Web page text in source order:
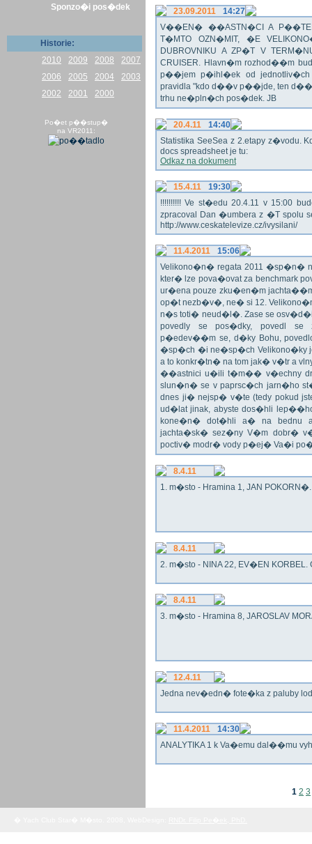
Sponzo�i pos�dek
Historie:
2010
2009 2008
2007
2006
2005 2004
2003
2002
2001 2000
Po�et p��stup�
na VR2011:
23.09.2011
14:27
V��EN� ��ASTN�CI A
T�MTO OZN�MIT, �E
DUBROVNIKU A ZP�T V
CRUISER. Hlavn�m rozhod��m
p��jem p�ihl�ek od
pravidla "kdo d��v p��jde, ten
trhu ne�pln�ch pos�dek. JB
20.4.11
14:40
Statistika SeeSea z 2.etapy z�vodu.
docs spreadsheet je tu:
Odkaz na dokument
15.4.11
19:30
!!!!!!!!!! Ve st�edu 20.4.11 v 15:00
zpracoval Dan �umbera z �T spolu
http://www.ceskatelevize.cz/ivysilani/
11.4.2011
15:06
Velikono�n� regata 2011 �sp�n�
kter� lze pova�ovat za benchmark
ur�ena pouze zku�en�m
op�t nezb�v�, ne� si 12.
n�s toti� neud�l�. Zase se
povedly se pos�dky, povedl
p�edev��m se, d�ky Bohu,
�sp�ch �i ne�sp�ch Velikono�ky
a to konkr�tn� na tom jak� v�tr a
��astnici u�ili t�m�� v�echny
slun�n� se v paprsc�ch jarn�ho
dnes ji� nejsp� v�te (tedy pokud
ud�lat jinak, abyste dos�hli
kone�n� dot�hli a� na bednu
jachta�sk� sez�ny V�m dobr�
poctiv� modr� vody p�ej� Va�i
8.4.11
1. m�sto - Hramina 1, JAN
8.4.11
2. m�sto - NINA 22, EV�EN KORBEL.
8.4.11
3. m�sto - Hramina 8, JAROSLAV
12.4.11
Jedna nev�edn� fote�ka z paluby
11.4.2011
14:30
ANALYTIKA 1 k Va�emu dal��mu
1 2 3